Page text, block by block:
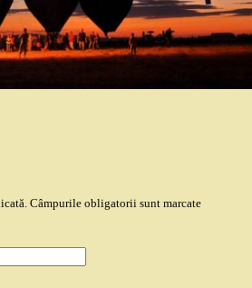
Câmpurile obligatorii sunt marcate